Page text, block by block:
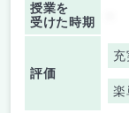
授業を
受けた時期
評価
充
楽